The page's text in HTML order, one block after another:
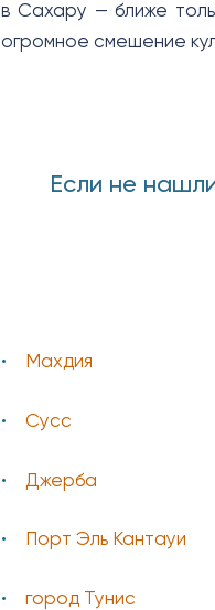
в Сахару — ближе
огромное смешение
Если не
Махдия
Сусс
Джерба
Порт Эль Кантауи
город Тунис